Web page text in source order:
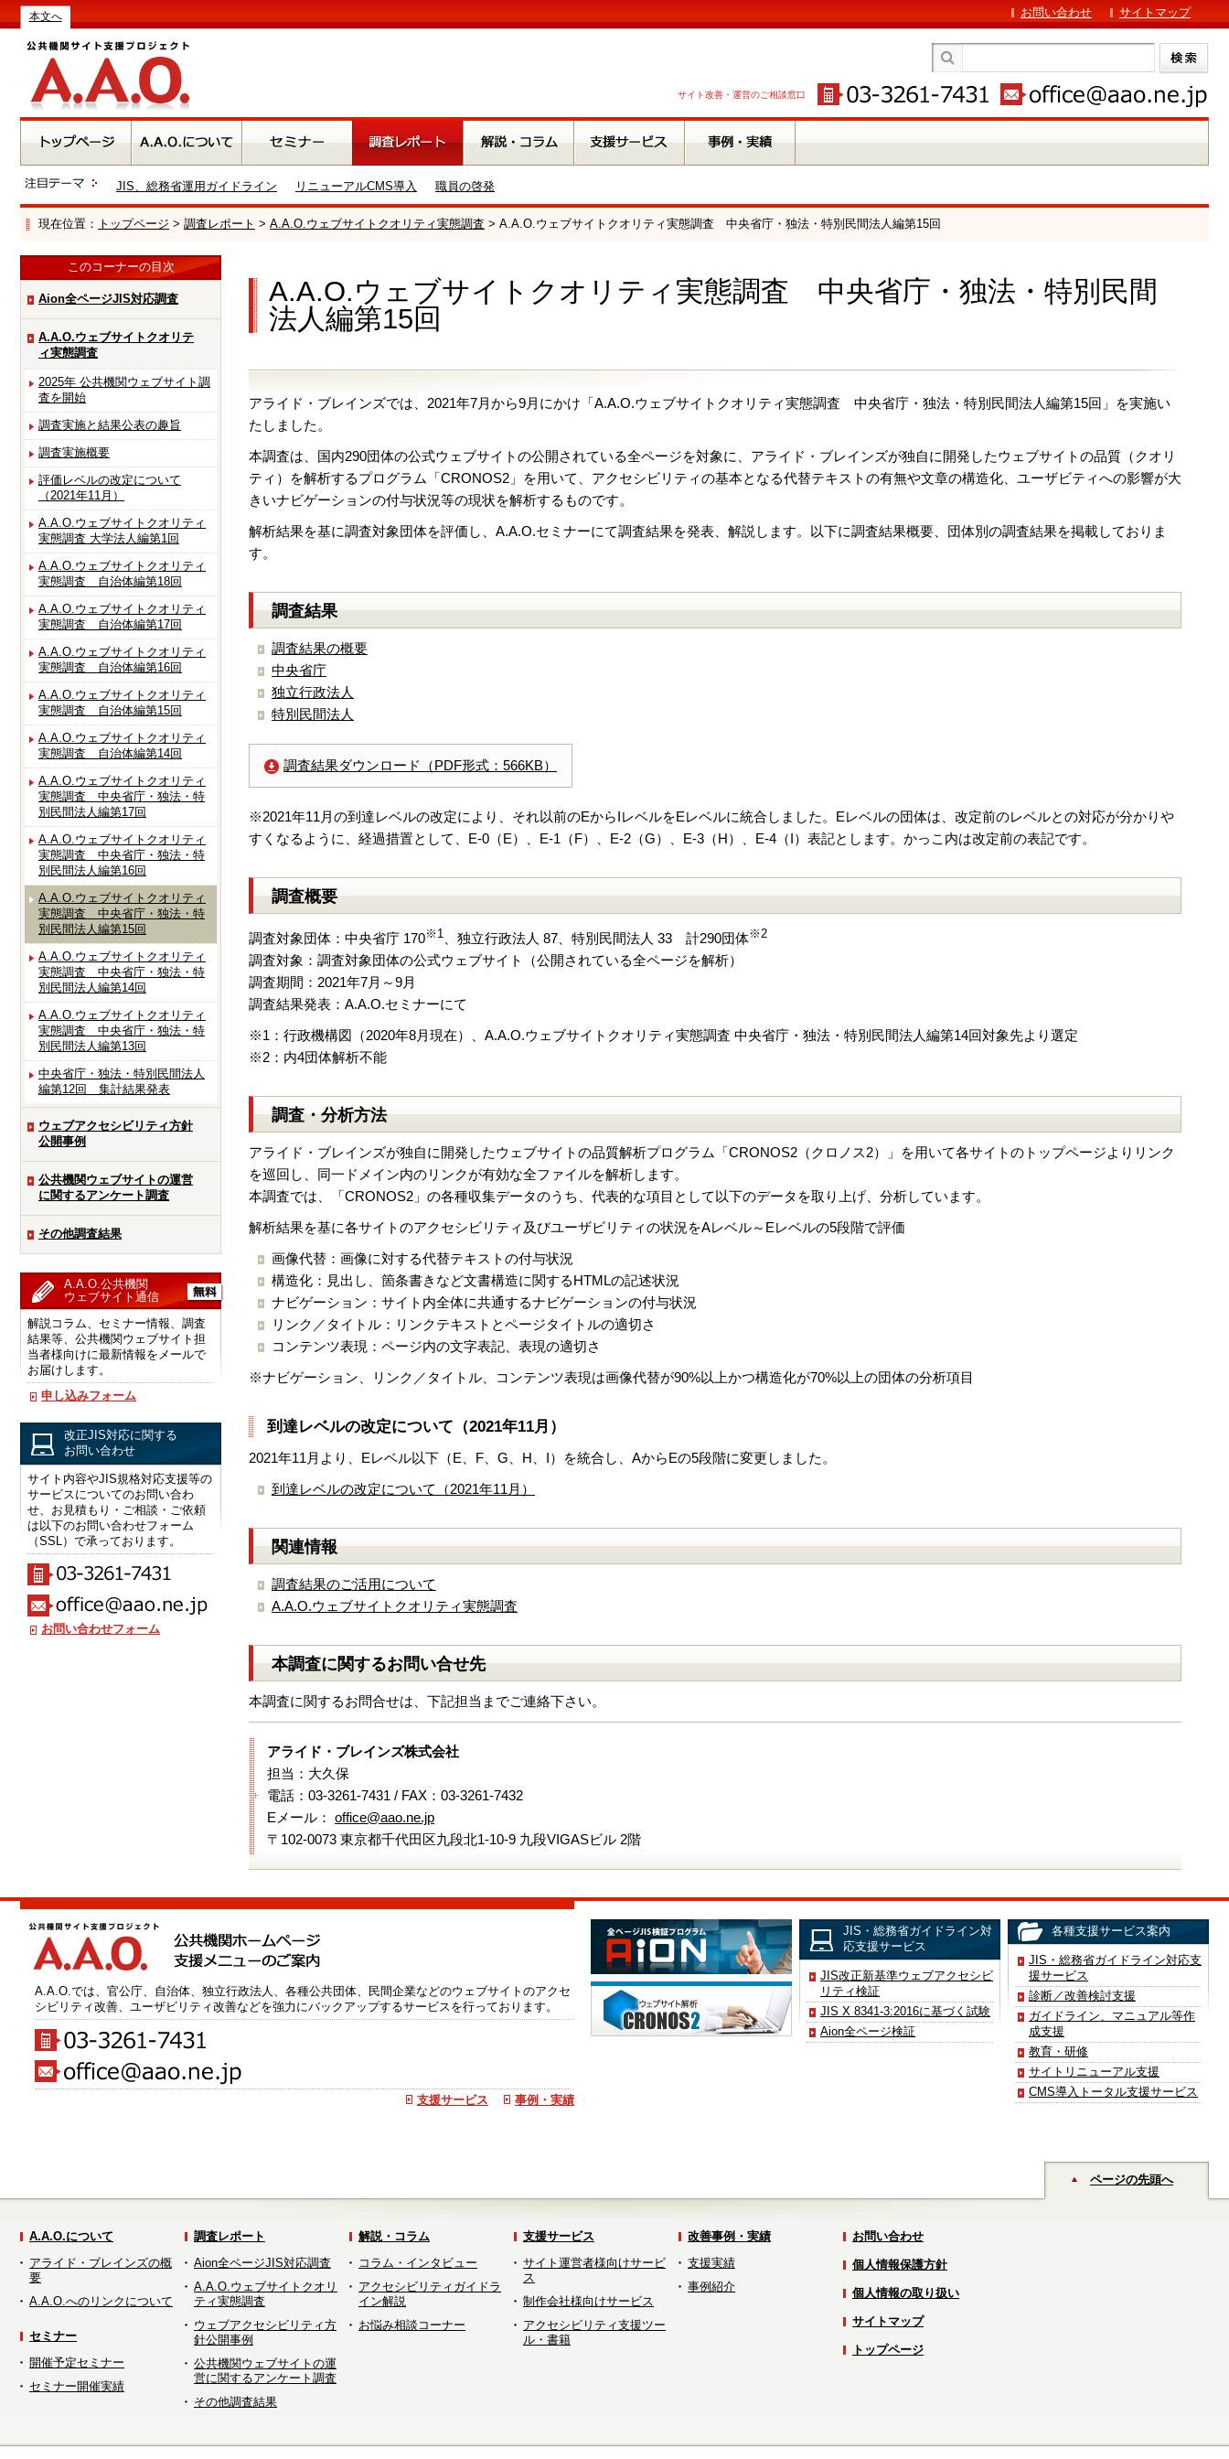
本文へ お問い合わせ サイトマップ
サイト改善・運営のご相談窓口
JIS、総務省運用ガイドライン リニューアルCMS導入 職員の啓発
現在位置： トップページ > 調査レポート > A.A.O.ウェブサイトクオリティ実態調査 > A.A.O.ウェブサイトクオリティ実態調査 中央省庁・独法・特別民間法人編第15回
このコーナーの目次
Aion全ページJIS対応調査
A.A.O.ウェブサイトクオリテ
ィ実態調査
2025年 公共機関ウェブサイト調
査を開始
調査実施と結果公表の趣旨
調査実施概要
評価レベルの改定について
（2021年11月）
A.A.O.ウェブサイトクオリティ
実態調査 大学法人編第1回
A.A.O.ウェブサイトクオリティ
実態調査 自治体編第18回
A.A.O.ウェブサイトクオリティ
実態調査 自治体編第17回
A.A.O.ウェブサイトクオリティ
実態調査 自治体編第16回
A.A.O.ウェブサイトクオリティ
実態調査 自治体編第15回
A.A.O.ウェブサイトクオリティ
実態調査 自治体編第14回
A.A.O.ウェブサイトクオリティ
実態調査 中央省庁・独法・特
別民間法人編第17回
A.A.O.ウェブサイトクオリティ
実態調査 中央省庁・独法・特
別民間法人編第16回
A.A.O.ウェブサイトクオリティ
実態調査 中央省庁・独法・特
別民間法人編第15回
A.A.O.ウェブサイトクオリティ
実態調査 中央省庁・独法・特
別民間法人編第14回
A.A.O.ウェブサイトクオリティ
実態調査 中央省庁・独法・特
別民間法人編第13回
中央省庁・独法・特別民間法人
編第12回 集計結果発表
ウェブアクセシビリティ方針
公開事例
公共機関ウェブサイトの運営
に関するアンケート調査
その他調査結果
A.A.O.公共機関
ウェブサイト通信
解説コラム、セミナー情報、調査
結果等、公共機関ウェブサイト担
当者様向けに最新情報をメールで
お届けします。
申し込みフォーム
改正JIS対応に関する
お問い合わせ
サイト内容やJIS規格対応支援等の
サービスについてのお問い合わ
せ、お見積もり・ご相談・ご依頼
は以下のお問い合わせフォーム
（SSL）で承っております。
お問い合わせフォーム
A.A.O.ウェブサイトクオリティ実態調査 中央省庁・独法・特別民間
法人編第15回
アライド・ブレインズでは、2021年7月から9月にかけ「A.A.O.ウェブサイトクオリティ実態調査 中央省庁・独法・特別民間法人編第15回」を実施い
たしました。
本調査は、国内290団体の公式ウェブサイトの公開されている全ページを対象に、アライド・ブレインズが独自に開発したウェブサイトの品質（クオリ
ティ）を解析するプログラム「CRONOS2」を用いて、アクセシビリティの基本となる代替テキストの有無や文章の構造化、ユーザビティへの影響が大
きいナビゲーションの付与状況等の現状を解析するものです。
解析結果を基に調査対象団体を評価し、A.A.O.セミナーにて調査結果を発表、解説します。以下に調査結果概要、団体別の調査結果を掲載しておりま
す。
調査結果
調査結果の概要
中央省庁
独立行政法人
特別民間法人
調査結果ダウンロード（PDF形式：566KB）
※2021年11月の到達レベルの改定により、それ以前のEからIレベルをEレベルに統合しました。Eレベルの団体は、改定前のレベルとの対応が分かりや
すくなるように、経過措置として、E-0（E）、E-1（F）、E-2（G）、E-3（H）、E-4（I）表記とします。かっこ内は改定前の表記です。
調査概要
調査対象団体：中央省庁 170※1 、独立行政法人 87、特別民間法人 33 計290団体※2
調査対象：調査対象団体の公式ウェブサイト（公開されている全ページを解析）
調査期間：2021年7月～9月
調査結果発表：A.A.O.セミナーにて
※1：行政機構図（2020年8月現在）、A.A.O.ウェブサイトクオリティ実態調査 中央省庁・独法・特別民間法人編第14回対象先より選定
※2：内4団体解析不能
調査・分析方法
アライド・ブレインズが独自に開発したウェブサイトの品質解析プログラム「CRONOS2（クロノス2）」を用いて各サイトのトップページよりリンク
を巡回し、同一ドメイン内のリンクが有効な全ファイルを解析します。
本調査では、「CRONOS2」の各種収集データのうち、代表的な項目として以下のデータを取り上げ、分析しています。
解析結果を基に各サイトのアクセシビリティ及びユーザビリティの状況をAレベル～Eレベルの5段階で評価
画像代替：画像に対する代替テキストの付与状況
構造化：見出し、箇条書きなど文書構造に関するHTMLの記述状況
ナビゲーション：サイト内全体に共通するナビゲーションの付与状況
リンク／タイトル：リンクテキストとページタイトルの適切さ
コンテンツ表現：ページ内の文字表記、表現の適切さ
※ナビゲーション、リンク／タイトル、コンテンツ表現は画像代替が90%以上かつ構造化が70%以上の団体の分析項目
到達レベルの改定について（2021年11月）
2021年11月より、Eレベル以下（E、F、G、H、I）を統合し、AからEの5段階に変更しました。
到達レベルの改定について（2021年11月）
関連情報
調査結果のご活用について
A.A.O.ウェブサイトクオリティ実態調査
本調査に関するお問い合せ先
本調査に関するお問合せは、下記担当までご連絡下さい。
アライド・ブレインズ株式会社
担当：大久保
電話：03-3261-7431 / FAX：03-3261-7432
Eメール： office@aao.ne.jp
〒102-0073 東京都千代田区九段北1-10-9 九段VIGASビル 2階
A.A.O.では、官公庁、自治体、独立行政法人、各種公共団体、民間企業などのウェブサイトのアクセ
シビリティ改善、ユーザビリティ改善などを強力にバックアップするサービスを行っております。
支援サービス 事例・実績
JIS・総務省ガイドライン対
応支援サービス
JIS改正新基準ウェブアクセシビ
リティ検証
JIS X 8341-3:2016に基づく試験
Aion全ページ検証
各種支援サービス案内
JIS・総務省ガイドライン対応支
援サービス
診断／改善検討支援
ガイドライン、マニュアル等作
成支援
教育・研修
サイトリニューアル支援
CMS導入トータル支援サービス
ページの先頭へ
A.A.O.について
アライド・ブレインズの概
要
A.A.O.へのリンクについて
セミナー
開催予定セミナー
セミナー開催実績
調査レポート
Aion全ページJIS対応調査
A.A.O.ウェブサイトクオリ
ティ実態調査
ウェブアクセシビリティ方
針公開事例
公共機関ウェブサイトの運
営に関するアンケート調査
その他調査結果
解説・コラム
コラム・インタビュー
アクセシビリティガイドラ
イン解説
お悩み相談コーナー
支援サービス
サイト運営者様向けサービ
ス
制作会社様向けサービス
アクセシビリティ支援ツー
ル・書籍
改善事例・実績
支援実績
事例紹介
お問い合わせ
個人情報保護方針
個人情報の取り扱い
サイトマップ
トップページ